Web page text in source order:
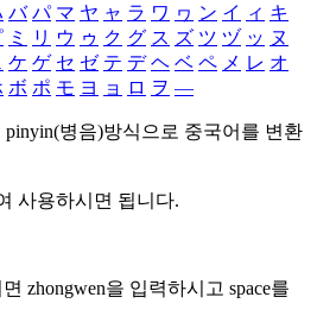
バ パ マ ヤ ャ ラ ワ ヮ ン イ ィ キ
ミ リ ウ ゥ ク グ ス ズ ツ ヅ ッ ヌ
ケ ゲ セ ゼ テ デ ヘ ベ ペ メ レ オ
ボ ポ モ ヨ ョ ロ ヲ ―
pinyin(병음)방식으로 중국어를 변환
사용하시면 됩니다.
zhongwen을 입력하시고 space를